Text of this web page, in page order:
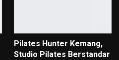
Pilates Hunter Kemang,
Studio Pilates Berstandar